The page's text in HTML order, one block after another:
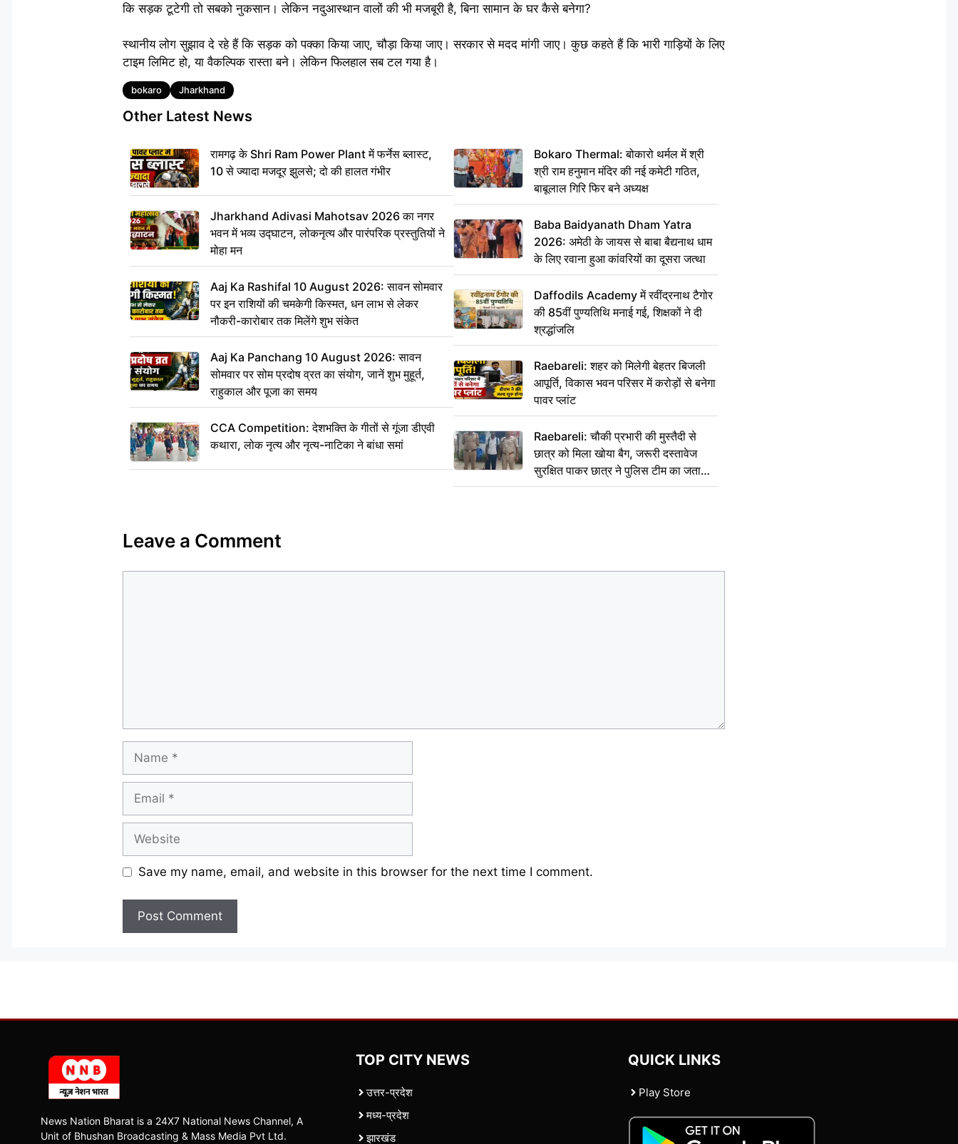
कि सड़क टूटेगी तो सबको नुकसान। लेकिन नदुआस्थान वालों की भी मजबूरी है, बिना सामान के घर कैसे बनेगा?
स्थानीय लोग सुझाव दे रहे हैं कि सड़क को पक्का किया जाए, चौड़ा किया जाए। सरकार से मदद मांगी जाए। कुछ कहते हैं कि भारी गाड़ियों के लिए
टाइम लिमिट हो, या वैकल्पिक रास्ता बने। लेकिन फिलहाल सब टल गया है।
Tags
bokaro Jharkhand
Other Latest News
रामगढ़ के Shri Ram Power Plant में फर्नेस ब्लास्ट,
10 से ज्यादा मजदूर झुलसे; दो की हालत गंभीर
Jharkhand Adivasi Mahotsav 2026 का नगर
भवन में भव्य उद्घाटन, लोकनृत्य और पारंपरिक प्रस्तुतियों ने
मोहा मन
Aaj Ka Rashifal 10 August 2026: सावन सोमवार
पर इन राशियों की चमकेगी किस्मत, धन लाभ से लेकर
नौकरी-कारोबार तक मिलेंगे शुभ संकेत
Aaj Ka Panchang 10 August 2026: सावन
सोमवार पर सोम प्रदोष व्रत का संयोग, जानें शुभ मुहूर्त,
राहुकाल और पूजा का समय
CCA Competition: देशभक्ति के गीतों से गूंजा डीएवी
कथारा, लोक नृत्य और नृत्य-नाटिका ने बांधा समां
Bokaro Thermal: बोकारो थर्मल में श्री
श्री राम हनुमान मंदिर की नई कमेटी गठित,
बाबूलाल गिरि फिर बने अध्यक्ष
Baba Baidyanath Dham Yatra
2026: अमेठी के जायस से बाबा बैद्यनाथ धाम
के लिए रवाना हुआ कांवरियों का दूसरा जत्था
Daffodils Academy में रवींद्रनाथ टैगोर
की 85वीं पुण्यतिथि मनाई गई, शिक्षकों ने दी
श्रद्धांजलि
Raebareli: शहर को मिलेगी बेहतर बिजली
आपूर्ति, विकास भवन परिसर में करोड़ों से बनेगा
पावर प्लांट
Raebareli: चौकी प्रभारी की मुस्तैदी से
छात्र को मिला खोया बैग, जरूरी दस्तावेज
सुरक्षित पाकर छात्र ने पुलिस टीम का जताया
आभार
Leave a Comment
Name
Email
Website
Save my name, email, and website in this browser for the next time I comment.
News Nation Bharat is a 24X7 National News Channel, A
Unit of Bhushan Broadcasting & Mass Media Pvt Ltd.
TOP CITY NEWS
उत्तर-प्रदेश
मध्य-प्रदेश
झारखंड
QUICK LINKS
Play Store